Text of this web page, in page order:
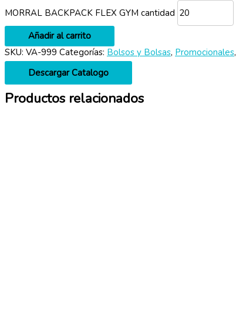
MORRAL BACKPACK FLEX GYM cantidad
Añadir al carrito
SKU: VA-999 Categorías: Bolsos y Bolsas, Promocionales,
Descargar Catalogo
Productos relacionados